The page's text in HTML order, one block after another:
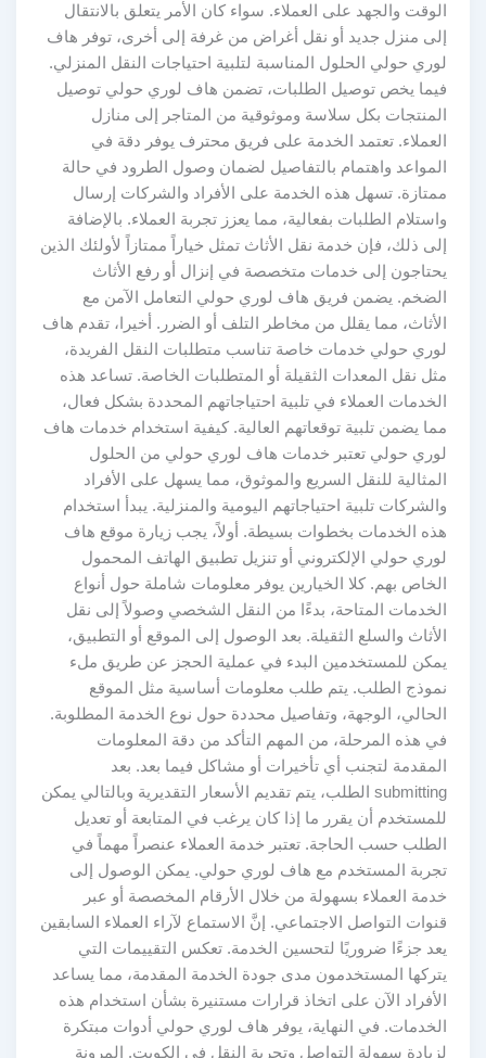
الوقت والجهد على العملاء. سواء كان الأمر يتعلق بالانتقال
إلى منزل جديد أو نقل أغراض من غرفة إلى أخرى، توفر هاف
لوري حولي الحلول المناسبة لتلبية احتياجات النقل المنزلي.
فيما يخص توصيل الطلبات، تضمن هاف لوري حولي توصيل
المنتجات بكل سلاسة وموثوقية من المتاجر إلى منازل
العملاء. تعتمد الخدمة على فريق محترف يوفر دقة في
المواعد واهتمام بالتفاصيل لضمان وصول الطرود في حالة
ممتازة. تسهل هذه الخدمة على الأفراد والشركات إرسال
واستلام الطلبات بفعالية، مما يعزز تجربة العملاء. بالإضافة
إلى ذلك، فإن خدمة نقل الأثاث تمثل خياراً ممتازاً لأولئك الذين
يحتاجون إلى خدمات متخصصة في إنزال أو رفع الأثاث
الضخم. يضمن فريق هاف لوري حولي التعامل الآمن مع
الأثاث، مما يقلل من مخاطر التلف أو الضرر. أخيرا، تقدم هاف
لوري حولي خدمات خاصة تناسب متطلبات النقل الفريدة،
مثل نقل المعدات الثقيلة أو المتطلبات الخاصة. تساعد هذه
الخدمات العملاء في تلبية احتياجاتهم المحددة بشكل فعال،
مما يضمن تلبية توقعاتهم العالية. كيفية استخدام خدمات هاف
لوري حولي تعتبر خدمات هاف لوري حولي من الحلول
المثالية للنقل السريع والموثوق، مما يسهل على الأفراد
والشركات تلبية احتياجاتهم اليومية والمنزلية. يبدأ استخدام
هذه الخدمات بخطوات بسيطة. أولاً، يجب زيارة موقع هاف
لوري حولي الإلكتروني أو تنزيل تطبيق الهاتف المحمول
الخاص بهم. كلا الخيارين يوفر معلومات شاملة حول أنواع
الخدمات المتاحة، بدءًا من النقل الشخصي وصولاً إلى نقل
الأثاث والسلع الثقيلة. بعد الوصول إلى الموقع أو التطبيق،
يمكن للمستخدمين البدء في عملية الحجز عن طريق ملء
نموذج الطلب. يتم طلب معلومات أساسية مثل الموقع
الحالي، الوجهة، وتفاصيل محددة حول نوع الخدمة المطلوبة.
في هذه المرحلة، من المهم التأكد من دقة المعلومات
المقدمة لتجنب أي تأخيرات أو مشاكل فيما بعد. بعد
submitting الطلب، يتم تقديم الأسعار التقديرية وبالتالي يمكن
للمستخدم أن يقرر ما إذا كان يرغب في المتابعة أو تعديل
الطلب حسب الحاجة. تعتبر خدمة العملاء عنصراً مهماً في
تجربة المستخدم مع هاف لوري حولي. يمكن الوصول إلى
خدمة العملاء بسهولة من خلال الأرقام المخصصة أو عبر
قنوات التواصل الاجتماعي. إنَّ الاستماع لآراء العملاء السابقين
يعد جزءًا ضروريًا لتحسين الخدمة. تعكس التقييمات التي
يتركها المستخدمون مدى جودة الخدمة المقدمة، مما يساعد
الأفراد الآن على اتخاذ قرارات مستنيرة بشأن استخدام هذه
الخدمات. في النهاية، يوفر هاف لوري حولي أدوات مبتكرة
لزيادة سهولة التواصل وتجربة النقل في الكويت. المرونة